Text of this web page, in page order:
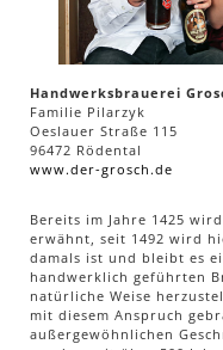
Handwerksbrauerei
Familie Pilarzyk
Oeslauer Straße 115
96472 Rödental
www.der-grosch.de
Bereits im Jahre 1425
erwähnt, seit 1492 wird
damals ist und bleibt es
handwerklich geführten
natürliche Weise
mit diesem Anspruch
außergewöhnlichen